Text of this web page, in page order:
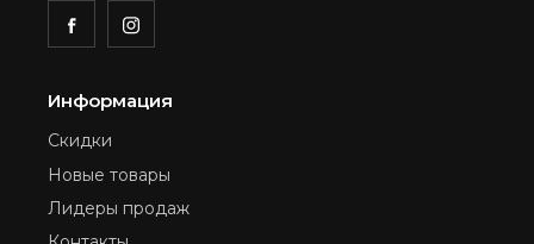
Информация
Скидки
Новые товары
Лидеры продаж